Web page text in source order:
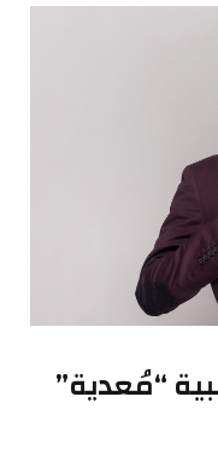
“مُعدية”